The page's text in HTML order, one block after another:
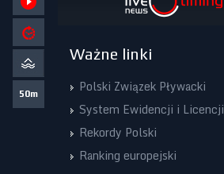
50m
Ważne linki
Polski Związek Pływacki
System Ewidencji i Licencji
Rekordy Polski
Ranking europejski